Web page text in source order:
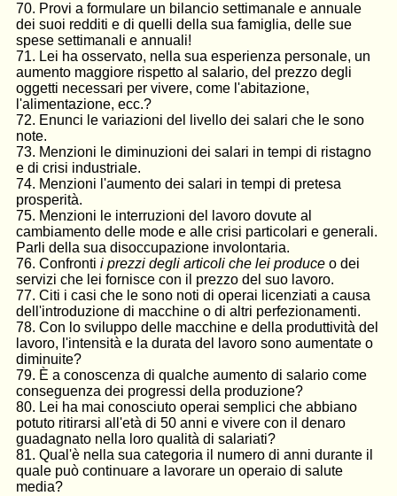
70. Provi a formulare un bilancio settimanale e annuale
dei suoi redditi e di quelli della sua famiglia, delle sue
spese settimanali e annuali!
71. Lei ha osservato, nella sua esperienza personale, un
aumento maggiore rispetto al salario, del prezzo degli
oggetti necessari per vivere, come l'abitazione,
l'alimentazione, ecc.?
72. Enunci le variazioni del livello dei salari che le sono
note.
73. Menzioni le diminuzioni dei salari in tempi di ristagno
e di crisi industriale.
74. Menzioni l'aumento dei salari in tempi di pretesa
prosperità.
75. Menzioni le interruzioni del lavoro dovute al
cambiamento delle mode e alle crisi particolari e generali.
Parli della sua disoccupazione involontaria.
76. Confronti i prezzi degli articoli che lei produceo dei
servizi che lei fornisce con il prezzo del suo lavoro.
77. Citi i casi che le sono noti di operai licenziati a causa
dell'introduzione di macchine o di altri perfezionamenti.
78. Con lo sviluppo delle macchine e della produttività del
lavoro, l'intensità e la durata del la­voro sono aumentate o
diminuite?
79. È a conoscenza di qualche aumento di salario come
conseguenza dei progressi della produzione?
80. Lei ha mai conosciuto operai semplici che abbiano
potuto ritirarsi all'età di 50 anni e vivere con il denaro
guadagnato nella loro qualità di salariati?
81. Qual'è nella sua categoria il numero di anni durante il
quale può continuare a lavorare un operaio di salute
media?